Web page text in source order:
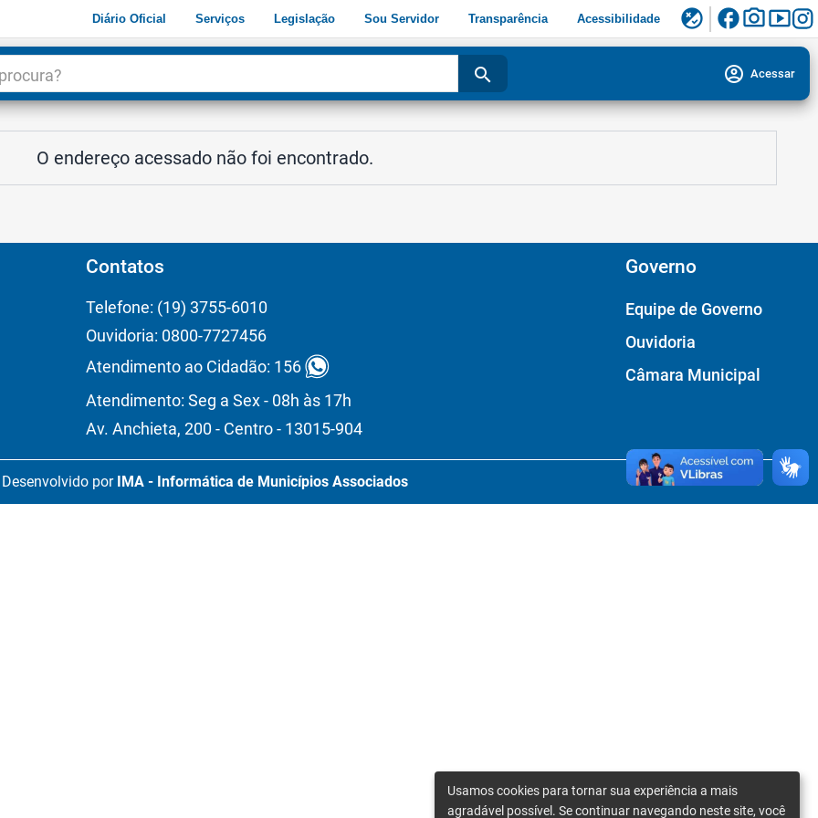
Diário Oficial Serviços Legislação Sou Servidor Transparência Acessibilidade flaky facebookphoto_camerasmart_display
search account_circle Acessar
O endereço acessado não foi encontrado.
Contatos
Telefone: (19) 3755-6010
Ouvidoria: 0800-7727456
Atendimento ao Cidadão: 156
Atendimento: Seg a Sex - 08h às 17h
Av. Anchieta, 200 - Centro - 13015-904
Governo
Equipe de Governo
Ouvidoria
Câmara Municipal
Desenvolvido por IMA - Informática de Municípios Associados
Usamos cookies para tornar sua experiência a mais
agradável possível. Se continuar navegando neste site, você